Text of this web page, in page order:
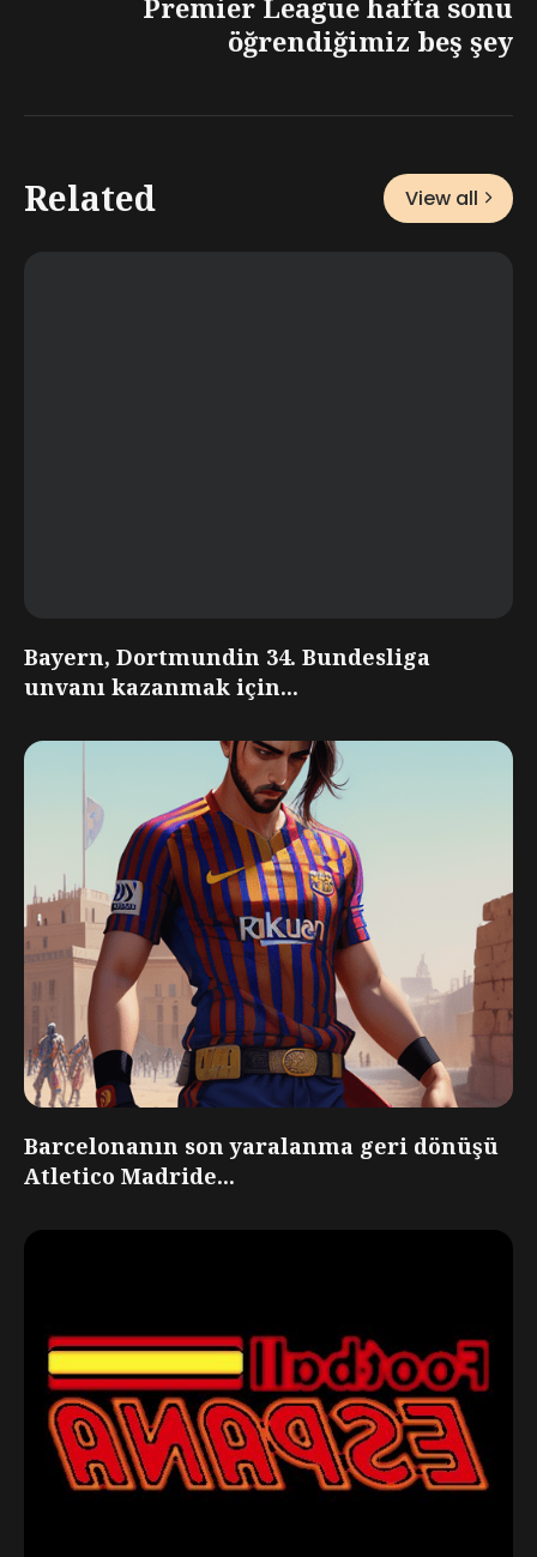
öğrendiğimiz beş şey
Related View all
Bayern, Dortmundin 34. Bundesliga
unvanı kazanmak için...
Barcelonanın son yaralanma geri dönüşü
Atletico Madride...